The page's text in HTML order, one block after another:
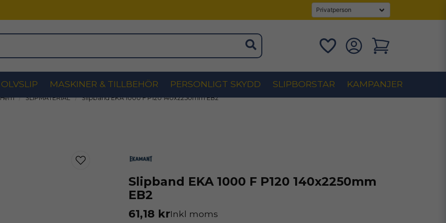
MASKINER & TILLBEHÖR PERSONLIGT SKYDD SLIPBORSTAR KAMPANJER
Hem SLIPMATERIAL Slipband EKA 1000 F P120 140x2250mm EB2
Slipband EKA 1000 F P120 140x2250mm
EB2
61,18 krInkl moms